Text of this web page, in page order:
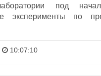
под
эксперименты по
10:07:10